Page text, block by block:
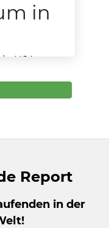
in
USA –
im Mai bis
Report
in der